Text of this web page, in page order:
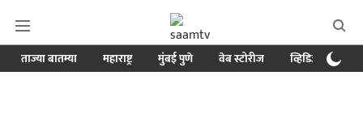
ताज्या बातम्या महाराष्ट्र मुंबई पुणे वेब स्टोरीज व्हिडिओ